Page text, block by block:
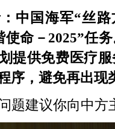
中国海军“丝
使命－2025”任
提供免费医疗
序，避免再出现
题建议你向中方